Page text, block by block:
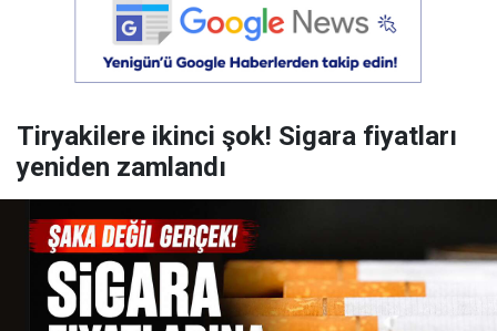
Tiryakilere ikinci şok! Sigara fiyatları
yeniden zamlandı